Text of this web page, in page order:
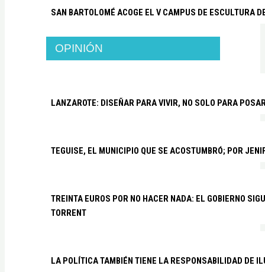
SAN BARTOLOMÉ ACOGE EL V CAMPUS DE ESCULTURA
OPINIÓN
LANZAROTE: DISEÑAR PARA VIVIR, NO SOLO PARA
TEGUISE, EL MUNICIPIO QUE SE ACOSTUMBRÓ; POR
TREINTA EUROS POR NO HACER NADA: EL GOBIERNO
TORRENT
LA POLÍTICA TAMBIÉN TIENE LA RESPONSABILIDAD DE